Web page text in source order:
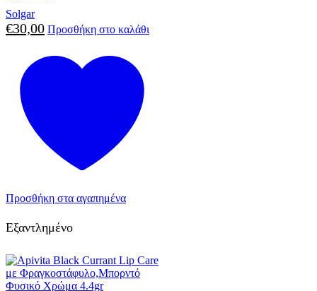
Solgar
€30,00 Προσθήκη στο καλάθι
Προσθήκη στα αγαπημένα
Εξαντλημένο